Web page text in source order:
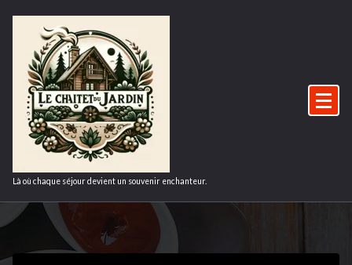
contenu
Là où chaque séjour devient un souvenir enchanteur.